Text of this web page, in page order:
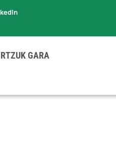
GARA